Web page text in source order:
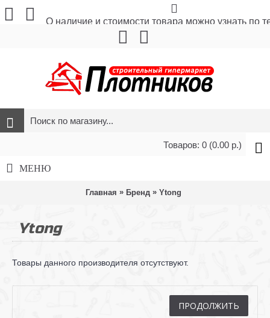
О наличие и стоимости товара можно узнать по
Товаров: 0 (0.00 р.)
МЕНЮ
Главная » Бренд » Ytong
Ytong
Товары данного производителя отсутствуют.
ПРОДОЛЖИТЬ